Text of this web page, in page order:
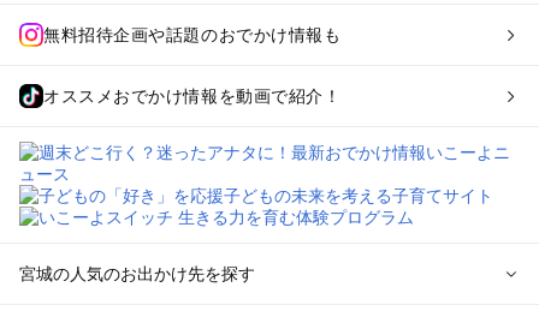
無料招待企画や話題のおでかけ情報も
オススメおでかけ情報を動画で紹介！
宮城の人気のお出かけ先を探す